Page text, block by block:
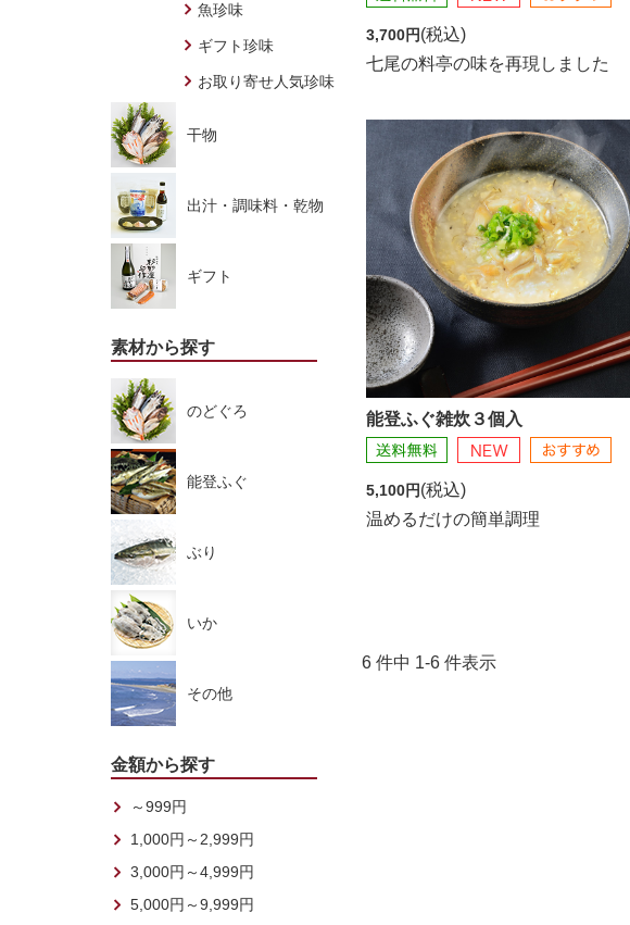
魚珍味
ギフト珍味
お取り寄せ人気珍味
干物
出汁・調味料・乾物
ギフト
素材から探す
のどぐろ
能登ふぐ
ぶり
いか
その他
金額から探す
～999円
1,000円～2,999円
3,000円～4,999円
5,000円～9,999円
3,700円(税込)
七尾の料亭の味を再現しました
能登ふぐ雑炊３個入
5,100円(税込)
温めるだけの簡単調理
6 件中 1-6 件表示